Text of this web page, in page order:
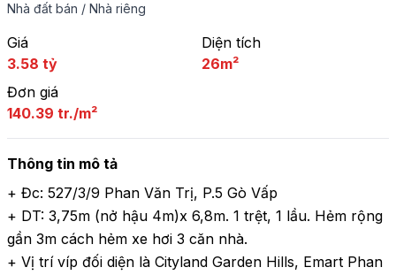
Nhà đất bán / Nhà riêng
Giá
3.58 tỷ
Diện tích
26m²
Đơn giá
140.39 tr./m²
Thông tin mô tả
+ Đc: 527/3/9 Phan Văn Trị, P.5 Gò Vấp
+ DT: 3,75m (nở hậu 4m)x 6,8m. 1 trệt, 1 lầu. Hẻm rộng
gần 3m cách hẻm xe hơi 3 căn nhà.
+ Vị trí víp đối diện là Cityland Garden Hills, Emart Phan